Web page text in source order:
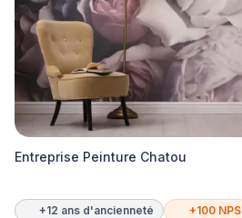
Entreprise Peinture Chatou
+12 ans d'ancienneté +100 NPS